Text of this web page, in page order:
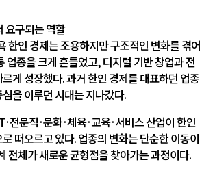
요구되는 역할
한인 경제는 조용하지만 구조적인 변화를 겪어
업종을 크게 흔들었고, 디지털 기반 창업과 전
게 성장했다. 과거 한인 경제를 대표하던 업종
을 이루던 시대는 지나갔다.
전문직·문화·체육·교육·서비스 산업이 한인
떠오르고 있다. 업종의 변화는 단순한 이동이
전체가 새로운 균형점을 찾아가는 과정이다.